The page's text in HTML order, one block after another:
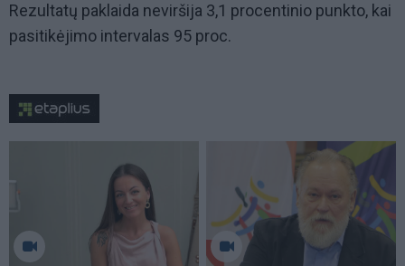
Rezultatų paklaida neviršija 3,1 procentinio punkto, kai
pasitikėjimo intervalas 95 proc.